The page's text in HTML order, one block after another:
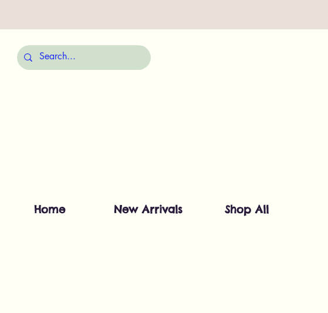
Home New Arrivals Shop All